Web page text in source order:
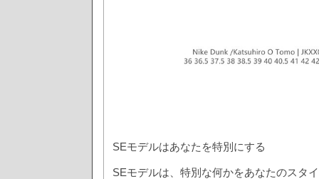
SEモデルはあなたを特別にする
SEモデルは、特別な何かをあなたのスタ